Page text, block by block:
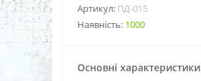
Артикул: ПД-015
Наявність: 1000
Основні характеристики